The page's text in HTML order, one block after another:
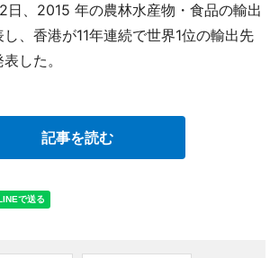
日、2015 年の農林水産物・食品の輸出
、香港が11年連続で世界1位の輸出先
した。
記事を読む